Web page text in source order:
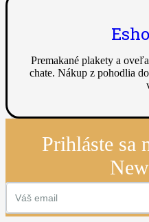
Premakané plakety a
chate. Nákup z pohodlia
Prihláste sa